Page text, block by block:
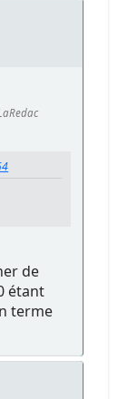
de
étant
terme